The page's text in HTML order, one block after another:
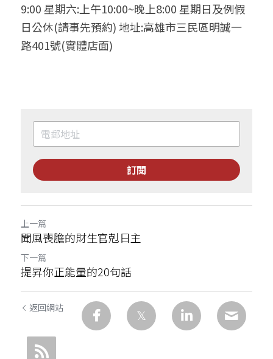
9:00 星期六:上午10:00~晚上8:00 星期日及例假
日公休(請事先預約) 地址:高雄市三民區明誠一
路401號(實體店面)
訂閱
上一篇
聞風喪膽的財生官剋日主
下一篇
提昇你正能量的20句話
返回網站